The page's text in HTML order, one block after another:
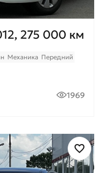
275 000 км
Механика Передний
1969